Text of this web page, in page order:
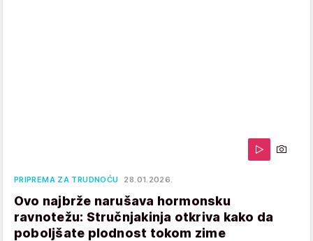
PRIPREMA ZA TRUDNOĆU 28.01.2026.
Ovo najbrže narušava hormonsku
ravnotežu: Stručnjakinja otkriva kako da
poboljšate plodnost tokom zime